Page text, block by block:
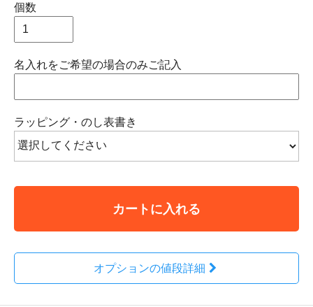
個数
名入れをご希望の場合のみご記入
ラッピング・のし表書き
カートに入れる
オプションの値段詳細